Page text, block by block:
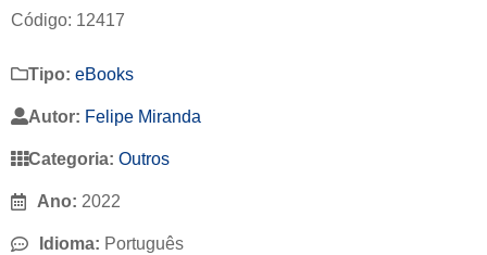
Código: 12417
Tipo: eBooks
Autor: Felipe Miranda
Categoria: Outros
Ano: 2022
Idioma: Português